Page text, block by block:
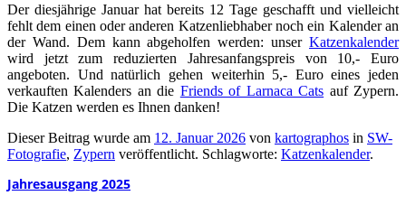
Der diesjährige Januar hat bereits 12 Tage geschafft und vielleicht
fehlt dem einen oder anderen Katzenliebhaber noch ein Kalender an
der Wand. Dem kann abgeholfen werden: unser Katzenkalender
wird jetzt zum reduzierten Jahresanfangspreis von 10,- Euro
angeboten. Und natürlich gehen weiterhin 5,- Euro eines jeden
verkauften Kalenders an die Friends of Larnaca Cats auf Zypern.
Die Katzen werden es Ihnen danken!
Dieser Beitrag wurde am 12. Januar 2026 von kartographos in SW-
Fotografie, Zypern veröffentlicht. Schlagworte: Katzenkalender.
Jahresausgang 2025